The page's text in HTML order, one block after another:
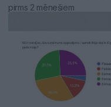
pirms 2 mēnešiem